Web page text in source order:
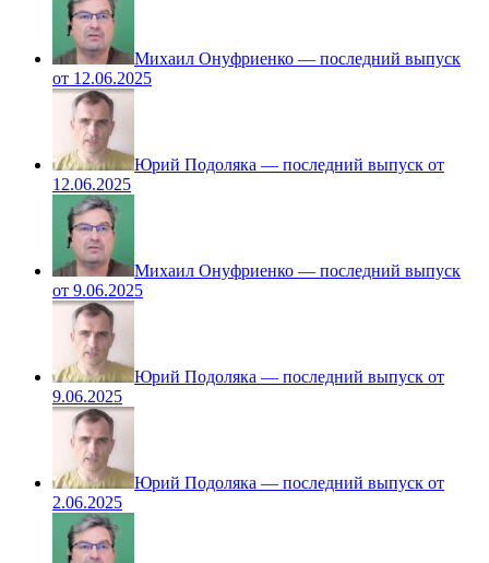
Михаил Онуфриенко — последний выпуск
от 12.06.2025
Юрий Подоляка — последний выпуск от
12.06.2025
Михаил Онуфриенко — последний выпуск
от 9.06.2025
Юрий Подоляка — последний выпуск от
9.06.2025
Юрий Подоляка — последний выпуск от
2.06.2025